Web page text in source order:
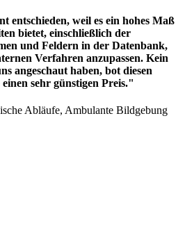
entschieden, weil es ein hohes Maß
bietet, einschließlich der
und Feldern in der Datenbank,
Verfahren anzupassen. Kein
angeschaut haben, bot diesen
sehr günstigen Preis."
Abläufe, Ambulante Bildgebung